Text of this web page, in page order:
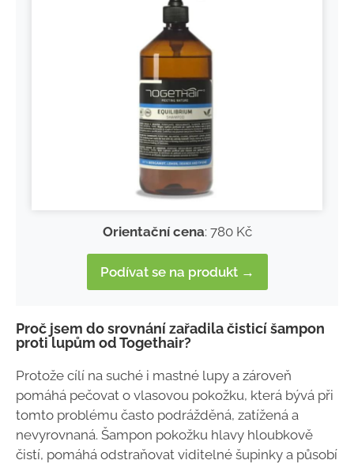
Orientační cena: 780 Kč
Podívat se na produkt →
Proč jsem do srovnání zařadila čisticí šampon
proti lupům od Togethair?
Protože cílí na suché i mastné lupy a zároveň
pomáhá pečovat o vlasovou pokožku, která bývá při
tomto problému často podrážděná, zatížená a
nevyrovnaná. Šampon pokožku hlavy hloubkově
čistí, pomáhá odstraňovat viditelné šupinky a působí